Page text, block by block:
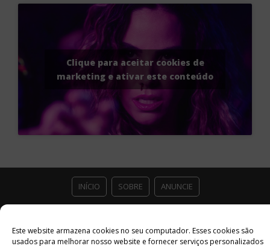
Este website armazena cookies no seu computador. Esses cookies são
usados ​​para melhorar nosso website e fornecer serviços personalizados
Clique para aceitar cookies de
marketing e ativar este conteúdo
INÍCIO SOBRE ANUNCIE